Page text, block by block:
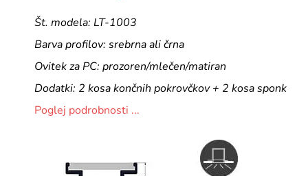
Št. modela: LT-1003
Barva profilov: srebrna ali črna
Ovitek za PC: prozoren/mlečen/matiran
Dodatki: 2 kosa končnih pokrovčkov + 2 kosa sponk
Poglej podrobnosti ...